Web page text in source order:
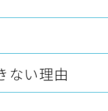
ない理由